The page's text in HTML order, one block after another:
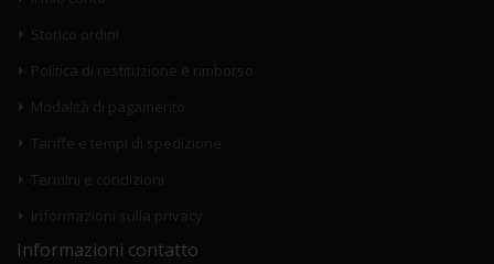
Storico ordini
Politica di restituzione e rimborso
Modalità di pagamento
Tariffe e tempi di spedizione
Termini e condizioni
Informazioni sulla privacy
Informazioni contatto